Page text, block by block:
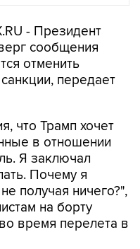
- Президент
сообщения
отменить
передает
что Трамп хочет
в отношении
Я заключал
Почему я
получая ничего?",
на борту
время перелета в